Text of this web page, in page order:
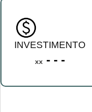
INVESTIMENTO
xx- - -